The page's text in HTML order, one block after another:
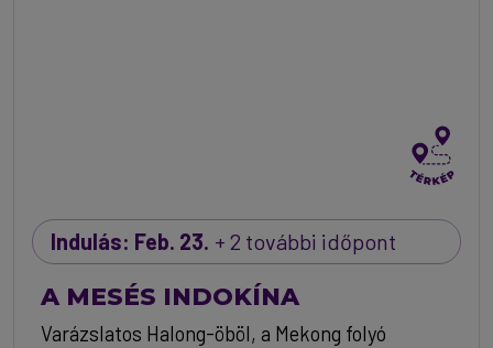
Indulás: Feb. 23. + 2 további időpont
A MESÉS INDOKÍNA
Varázslatos Halong-öböl, a Mekong folyó